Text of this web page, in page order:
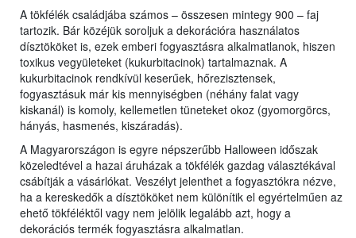
A tökfélék családjába számos – összesen mintegy 900 – faj
tartozik. Bár közéjük soroljuk a dekorációra használatos
dísztököket is, ezek emberi fogyasztásra alkalmatlanok, hiszen
toxikus vegyületeket (kukurbitacinok) tartalmaznak. A
kukurbitacinok rendkívül keserűek, hőrezisztensek,
fogyasztásuk már kis mennyiségben (néhány falat vagy
kiskanál) is komoly, kellemetlen tüneteket okoz (gyomorgörcs,
hányás, hasmenés, kiszáradás).
A Magyarországon is egyre népszerűbb Halloween időszak
közeledtével a hazai áruházak a tökfélék gazdag választékával
csábítják a vásárlókat. Veszélyt jelenthet a fogyasztókra nézve,
ha a kereskedők a dísztököket nem különítik el egyértelműen az
ehető tökféléktől vagy nem jelölik legalább azt, hogy a
dekorációs termék fogyasztásra alkalmatlan.